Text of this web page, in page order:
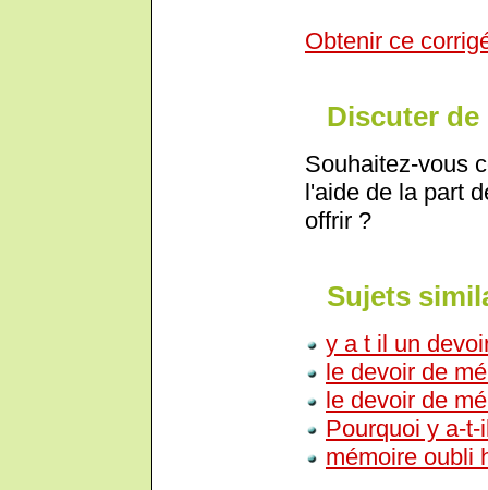
Obtenir ce
Discuter de
Souhaitez-vous
l'aide de la part
offrir ?
Sujets
y a t il un
le devoir de
le devoir de
Pourquoi y a-
mémoire oubli